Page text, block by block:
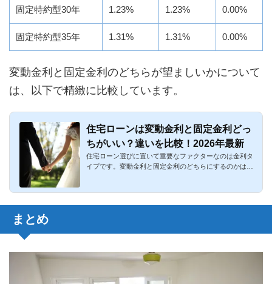
固定特約型30年 1.23% 1.23% 0.00%
固定特約型35年 1.31% 1.31% 0.00%
変動金利と固定金利のどちらが望ましいかについて
は、以下で精緻に比較しています。
住宅ローンは変動金利と固定金利どっ
ちがいい？違いを比較！2026年最新
住宅ローン選びに置いて重要なファクターなのは金利タ
イプです。変動金利と固定金利のどちらにするのかは、
まとめ